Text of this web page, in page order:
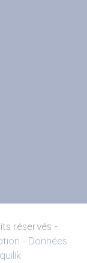
réservés -
- Données